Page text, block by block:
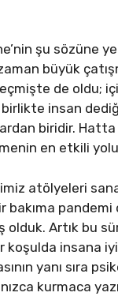
şu sözüne
büyük
de oldu;
insan
biridir.
en etkili
atölyeleri
bakıma
olduk. Artık bu
koşulda insana
yanı sıra
kurmaca